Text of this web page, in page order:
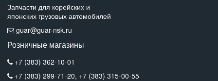
Запчасти для корейских и
японских грузовых автомобилей
guar@guar-nsk.ru
Розничные магазины
+7 (383) 362-10-01
+7 (383) 299-71-20, +7 (383) 315-00-55